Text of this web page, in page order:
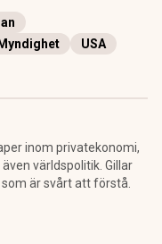
Myndighet
USA
inom privatekonomi,
världspolitik. Gillar
är svårt att förstå.